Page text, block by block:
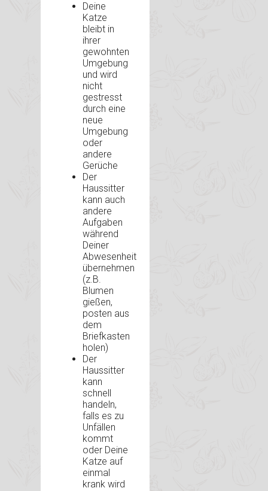
Deine
Katze
bleibt in
ihrer
gewohnten
Umgebung
und wird
nicht
gestresst
durch eine
neue
Umgebung
oder
andere
Gerüche
Der
Haussitter
kann auch
andere
Aufgaben
während
Deiner
Abwesenheit
übernehmen
(z.B.
Blumen
gießen,
posten aus
dem
Briefkasten
holen)
Der
Haussitter
kann
schnell
handeln,
falls es zu
Unfällen
kommt
oder Deine
Katze auf
einmal
krank wird